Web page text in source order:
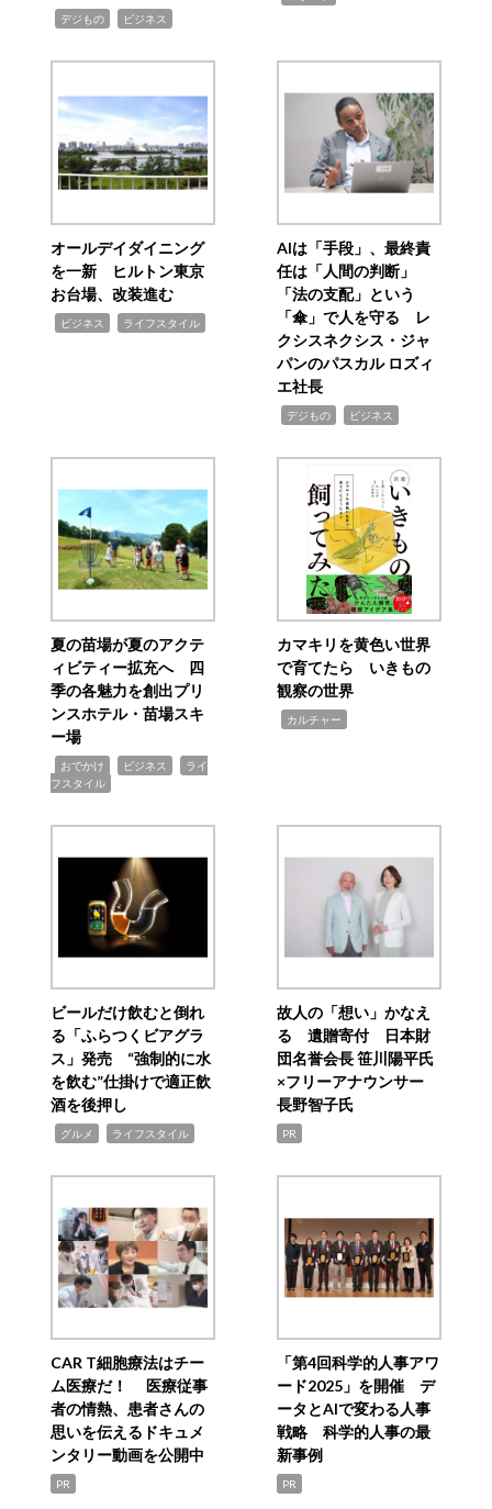
デジもの ビジネス
オールデイダイニング
を一新 ヒルトン東京
お台場、改装進む
ビジネス ライフスタイル
AIは「手段」、最終責
任は「人間の判断」
「法の支配」という
「傘」で人を守る レ
クシスネクシス・ジャ
パンのパスカル ロズィ
エ社長
デジもの ビジネス
夏の苗場が夏のアクテ
ィビティー拡充へ 四
季の各魅力を創出プリ
ンスホテル・苗場スキ
ー場
おでかけ ビジネス
ライ
フスタイル
カマキリを黄色い世界
で育てたら いきもの
観察の世界
カルチャー
ビールだけ飲むと倒れ
る「ふらつくビアグラ
ス」発売 “強制的に水
を飲む”仕掛けで適正飲
酒を後押し
グルメ ライフスタイル
故人の「想い」かなえ
る 遺贈寄付 日本財
団名誉会長 笹川陽平氏
×フリーアナウンサー
長野智子氏
PR
CAR T細胞療法はチー
ム医療だ！ 医療従事
者の情熱、患者さんの
思いを伝えるドキュメ
ンタリー動画を公開中
PR
「第4回科学的人事アワ
ード2025」を開催 デ
ータとAIで変わる人事
戦略 科学的人事の最
新事例
PR